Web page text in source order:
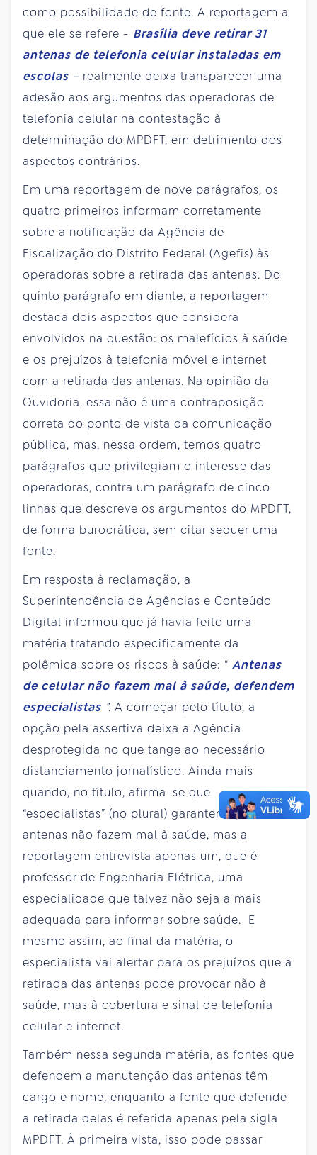
como possibilidade de fonte. A reportagem a
que ele se refere - Brasília deve retirar 31
antenas de telefonia celular instaladas em
escolas – realmente deixa transparecer uma
adesão aos argumentos das operadoras de
telefonia celular na contestação à
determinação do MPDFT, em detrimento dos
aspectos contrários.
Em uma reportagem de nove parágrafos, os
quatro primeiros informam corretamente
sobre a notificação da Agência de
Fiscalização do Distrito Federal (Agefis) às
operadoras sobre a retirada das antenas. Do
quinto parágrafo em diante, a reportagem
destaca dois aspectos que considera
envolvidos na questão: os malefícios à saúde
e os prejuízos à telefonia móvel e internet
com a retirada das antenas. Na opinião da
Ouvidoria, essa não é uma contraposição
correta do ponto de vista da comunicação
pública, mas, nessa ordem, temos quatro
parágrafos que privilegiam o interesse das
operadoras, contra um parágrafo de cinco
linhas que descreve os argumentos do MPDFT,
de forma burocrática, sem citar sequer uma
fonte.
Em resposta à reclamação, a
Superintendência de Agências e Conteúdo
Digital informou que já havia feito uma
matéria tratando especificamente da
polêmica sobre os riscos à saúde: “ Antenas
de celular não fazem mal à saúde, defendem
especialistas ”. A começar pelo título, a
opção pela assertiva deixa a Agência
desprotegida no que tange ao necessário
distanciamento jornalístico. Ainda mais
quando, no título, afirma-se que
“especialistas” (no plural) garantem que
antenas não fazem mal à saúde, mas a
reportagem entrevista apenas um, que é
professor de Engenharia Elétrica, uma
especialidade que talvez não seja a mais
adequada para informar sobre saúde. E
mesmo assim, ao final da matéria, o
especialista vai alertar para os prejuízos que a
retirada das antenas pode provocar não à
saúde, mas à cobertura e sinal de telefonia
celular e internet.
Também nessa segunda matéria, as fontes que
defendem a manutenção das antenas têm
cargo e nome, enquanto a fonte que defende
a retirada delas é referida apenas pela sigla
MPDFT. À primeira vista, isso pode passar